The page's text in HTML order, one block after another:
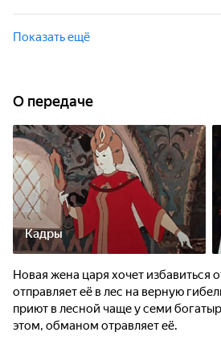
Показать ещё
О передаче
Кадры
Новая жена царя хочет избавиться
отправляет её в лес на верную
приют в лесной чаще у семи
этом, обманом отравляет её.